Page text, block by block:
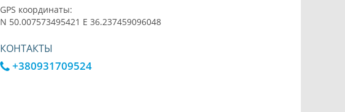
GPS координаты:
N 50.007573495421 E 36.237459096048
КОНТАКТЫ
+380931709524